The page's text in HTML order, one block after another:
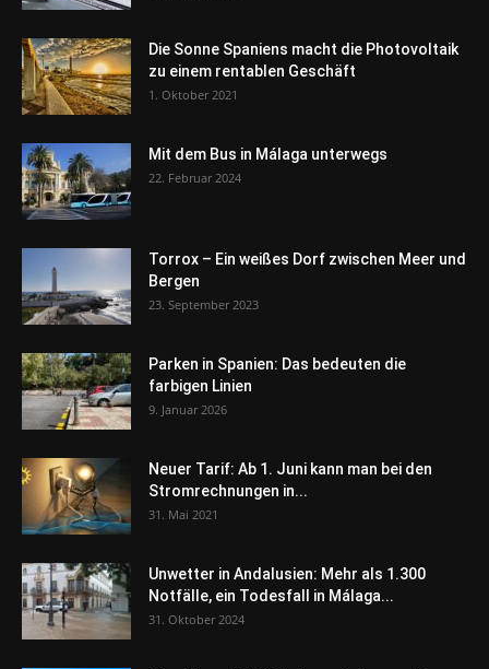
Die Sonne Spaniens macht die Photovoltaik
zu einem rentablen Geschäft
1. Oktober 2021
Mit dem Bus in Málaga unterwegs
22. Februar 2024
Torrox – Ein weißes Dorf zwischen Meer und
Bergen
23. September 2023
Parken in Spanien: Das bedeuten die
farbigen Linien
9. Januar 2026
Neuer Tarif: Ab 1. Juni kann man bei den
Stromrechnungen in...
31. Mai 2021
Unwetter in Andalusien: Mehr als 1.300
Notfälle, ein Todesfall in Málaga...
31. Oktober 2024